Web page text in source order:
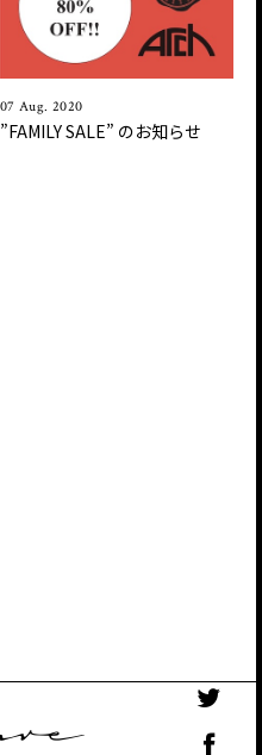
07 Aug. 2020
”FAMILY SALE ” のお知らせ